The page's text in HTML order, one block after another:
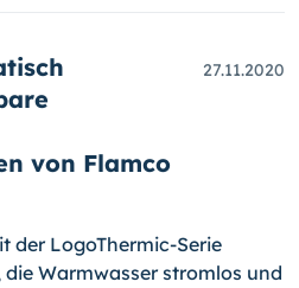
von Flamco
27.11.2020
der LogoThermic-Serie
Warmwasser stromlos und